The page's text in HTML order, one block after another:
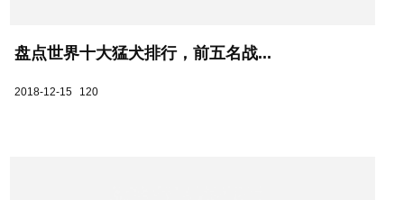
盘点世界十大猛犬排行，前五名战...
2018-12-15 120